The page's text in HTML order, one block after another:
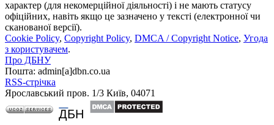
характер (для некомерційної діяльності) і не мають статусу
офіційних, навіть якщо це зазначено у тексті (електронної чи
сканованої версії).
Cookie Policy, Copyright Policy, DMCA / Copyright Notice, Угода
з користувачем.
Про ДБНУ
Пошта: admin[а]dbn.co.ua
RSS-стрічка
Ярославський пров. 1/3 Київ, 04071